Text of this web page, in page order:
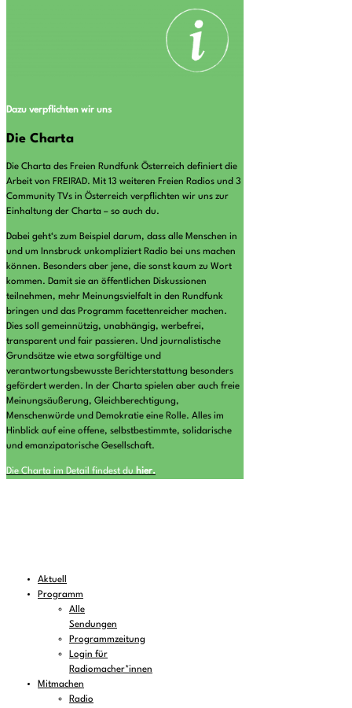
Dazu verpflichten wir uns
Die Charta
Die Charta des Freien Rundfunk Österreich definiert die
Arbeit von FREIRAD. Mit 13 weiteren Freien Radios und 3
Community TVs in Österreich verpflichten wir uns zur
Einhaltung der Charta – so auch du.
Dabei geht‘s zum Beispiel darum, dass alle Menschen in
und um Innsbruck unkompliziert Radio bei uns machen
können. Besonders aber jene, die sonst kaum zu Wort
kommen. Damit sie an öffentlichen Diskussionen
teilnehmen, mehr Meinungsvielfalt in den Rundfunk
bringen und das Programm facettenreicher machen.
Dies soll gemeinnützig, unabhängig, werbefrei,
transparent und fair passieren. Und journalistische
Grundsätze wie etwa sorgfältige und
verantwortungsbewusste Berichterstattung besonders
gefördert werden. In der Charta spielen aber auch freie
Meinungsäußerung, Gleichberechtigung,
Menschenwürde und Demokratie eine Rolle. Alles im
Hinblick auf eine offene, selbstbestimmte, solidarische
und emanzipatorische Gesellschaft.
Die Charta im Detail findest du hier.
Aktuell
Programm
Alle
Sendungen
Programmzeitung
Login für
Radiomacher*innen
Mitmachen
Radio